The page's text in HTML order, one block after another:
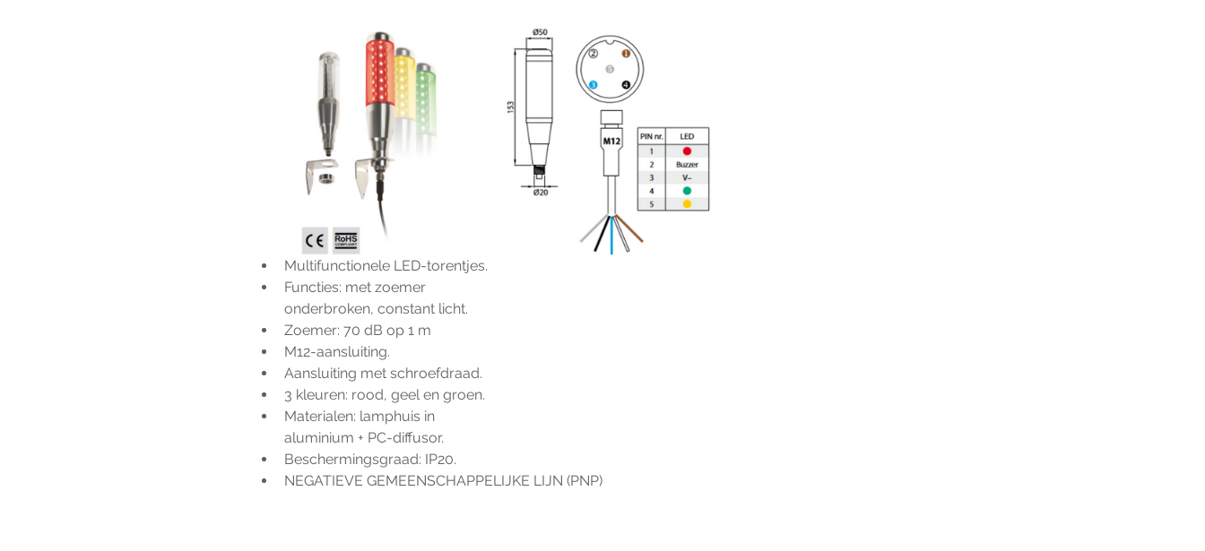
Multifunctionele LED-torentjes.
Functies: met zoemer
onderbroken, constant licht.
Zoemer: 70 dB op 1 m
M12-aansluiting.
Aansluiting met schroefdraad.
3 kleuren: rood, geel en groen.
Materialen: lamphuis in
aluminium + PC-diffusor.
Beschermingsgraad: IP20.
NEGATIEVE GEMEENSCHAPPELIJKE LIJN (PNP)